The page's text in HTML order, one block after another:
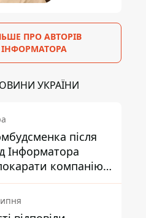
ПРО АВТОРІВ
ІНФОРМАТОРА
УКРАЇНИ
після
Інформатора
компанію-
ПриватБанку